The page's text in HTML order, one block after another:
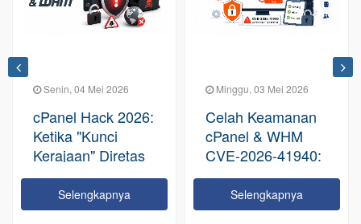
Senin, 04 Mei 2026
cPanel Hack 2026:
Ketika "Kunci
Kerajaan" Diretas
Tanpa Ampun
Selengkapnya
Minggu, 03 Mei 2026
Celah Keamanan
cPanel & WHM
CVE-2026-41940:
Sebuah
Peringatan Serius
bagi Ekosistem
Selengkapnya